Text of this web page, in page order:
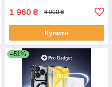
1 960 ₴ 4 000 ₴
Купити
–51%